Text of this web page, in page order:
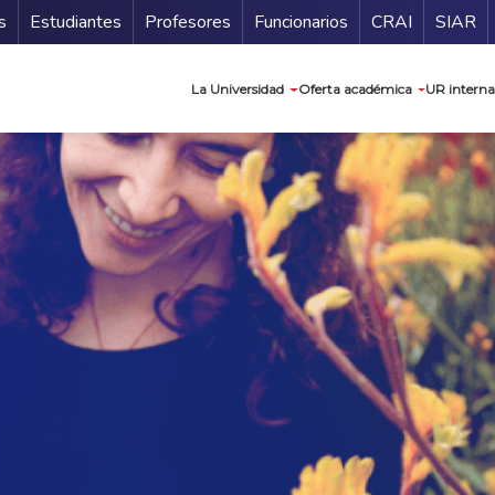
Estudiantes Profesores Funcionarios Guía
CRAI SIAR
La Universidad Oferta académica UR